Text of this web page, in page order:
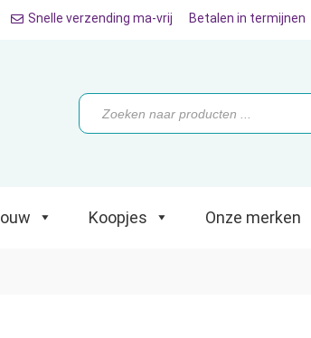
Koopjes Onze merken
Snelle verzending ma-vrij Betalen in termijnen
Producten
zoeken
Koopjes Onze merken